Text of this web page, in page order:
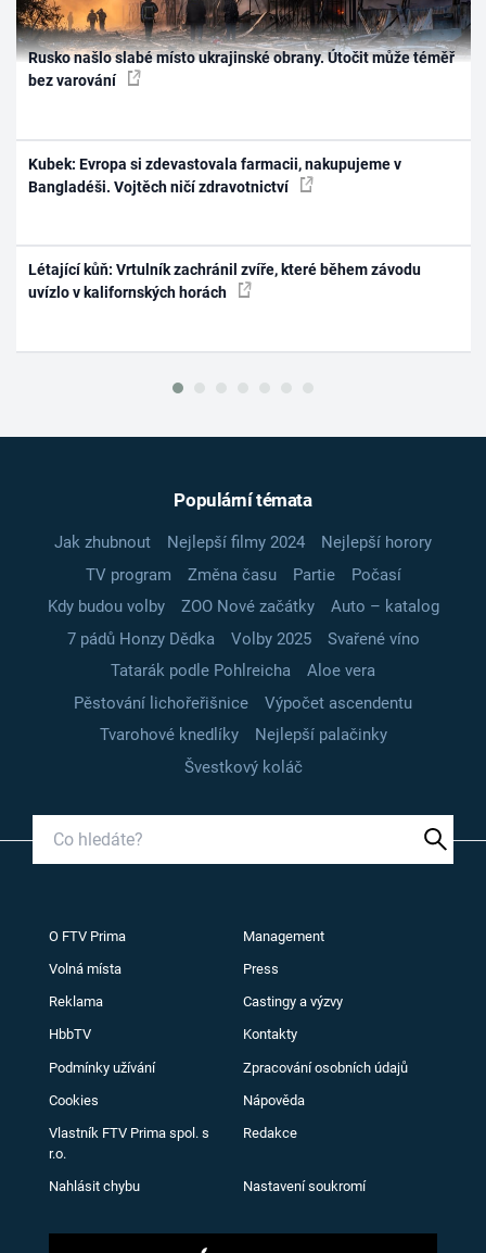
Rusko našlo slabé místo ukrajinské obrany. Útočit může téměř
bez varování
Kubek: Evropa si zdevastovala farmacii, nakupujeme v
Bangladéši. Vojtěch ničí zdravotnictví
Létající kůň: Vrtulník zachránil zvíře, které během závodu
uvízlo v kalifornských horách
Populární témata
Jak zhubnout Nejlepší filmy 2024
Nejlepší horory
TV program
Změna času Partie
Počasí
Kdy budou volby
ZOO Nové začátky
Auto – katalog
7 pádů Honzy Dědka
Volby 2025
Svařené víno
Tatarák podle Pohlreicha
Aloe vera
Pěstování lichořeřišnice
Výpočet ascendentu
Tvarohové knedlíky
Nejlepší palačinky
Švestkový koláč
O FTV Prima Management
Volná místa Press
Reklama Castingy a výzvy
HbbTV Kontakty
Podmínky užívání Zpracování osobních údajů
Cookies Nápověda
Vlastník FTV Prima spol. s
r.o.
Redakce
Nahlásit chybu Nastavení soukromí